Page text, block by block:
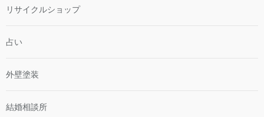
リサイクルショップ
占い
外壁塗装
結婚相談所